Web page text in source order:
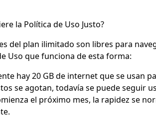
la Política de Uso Justo?
del plan ilimitado son libres para
Uso que funciona de esta forma:
hay 20 GB de internet que se usan
se agotan, todavía se puede seguir
el próximo mes, la rapidez se